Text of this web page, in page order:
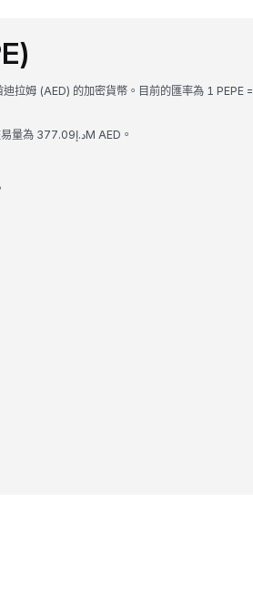
拉姆 (AED) 的加密貨幣。目前的匯率為 1 PEPE =
Pepe 的市值為 د.إ4.43B AED，24 小時交易量為 د.إ377.09M AED。